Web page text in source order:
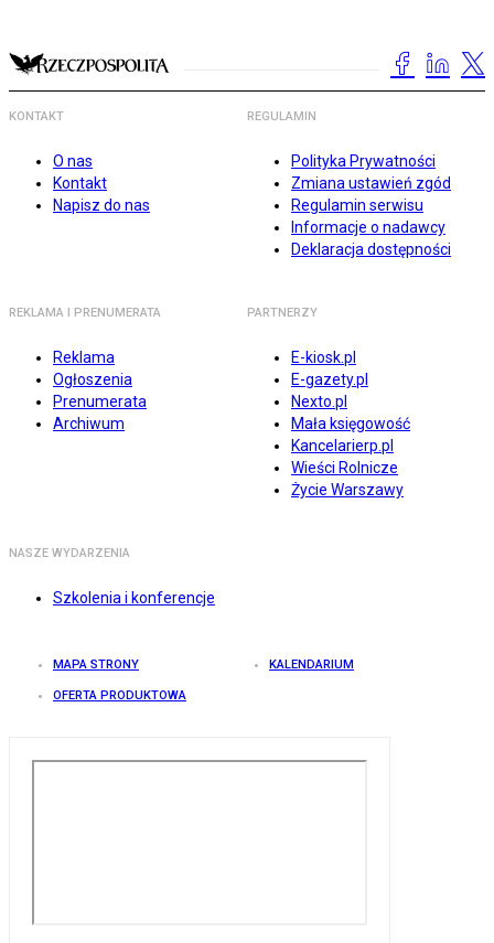
KONTAKT
O nas
Kontakt
Napisz do nas
REGULAMIN
Polityka Prywatności
Zmiana ustawień zgód
Regulamin serwisu
Informacje o nadawcy
Deklaracja dostępności
REKLAMA I PRENUMERATA
Reklama
Ogłoszenia
Prenumerata
Archiwum
PARTNERZY
E-kiosk.pl
E-gazety.pl
Nexto.pl
Mała księgowość
Kancelarierp.pl
Wieści Rolnicze
Życie Warszawy
NASZE WYDARZENIA
Szkolenia i konferencje
MAPA STRONY KALENDARIUM
OFERTA PRODUKTOWA